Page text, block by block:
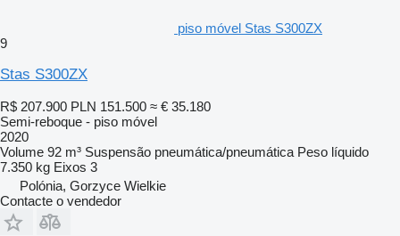
piso móvel Stas S300ZX
9
Stas S300ZX
R$ 207.900 PLN 151.500 ≈ € 35.180
Semi-reboque - piso móvel
2020
Volume 92 m³ Suspensão pneumática/pneumática Peso líquido
7.350 kg Eixos 3
Polónia, Gorzyce Wielkie
Contacte o vendedor